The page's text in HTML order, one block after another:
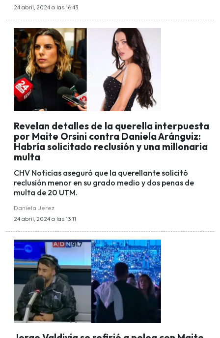
24 abril, 2024 a las 16:43
Revelan detalles de la querella interpuesta
por Maite Orsini contra Daniela Aránguiz:
Habría solicitado reclusión y una millonaria
multa
CHV Noticias aseguró que la querellante solicitó
reclusión menor en su grado medio y dos penas de
multa de 20 UTM.
Daniela Jerez
24 abril, 2024 a las 13:11